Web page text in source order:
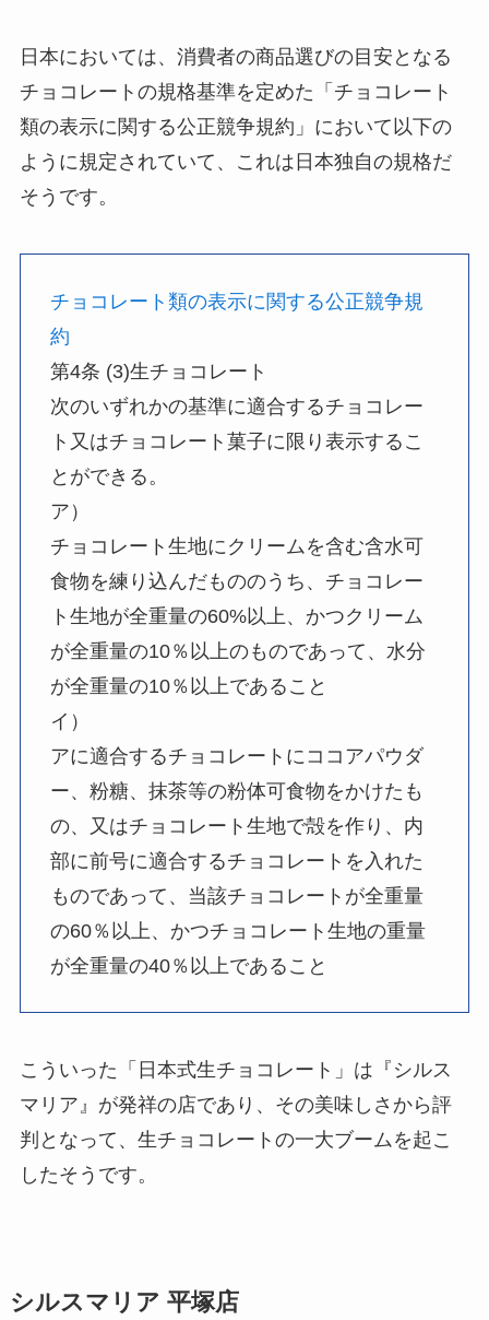
日本においては、消費者の商品選びの目安となる
チョコレートの規格基準を定めた「チョコレート
類の表示に関する公正競争規約」において以下の
ように規定されていて、これは日本独自の規格だ
そうです。
チョコレート類の表示に関する公正競争規
約
第4条 (3)生チョコレート
次のいずれかの基準に適合するチョコレー
ト又はチョコレート菓子に限り表示するこ
とができる。
ア）
チョコレート生地にクリームを含む含水可
食物を練り込んだもののうち、チョコレー
ト生地が全重量の60%以上、かつクリーム
が全重量の10％以上のものであって、水分
が全重量の10％以上であること
イ）
アに適合するチョコレートにココアパウダ
ー、粉糖、抹茶等の粉体可食物をかけたも
の、又はチョコレート生地で殻を作り、内
部に前号に適合するチョコレートを入れた
ものであって、当該チョコレートが全重量
の60％以上、かつチョコレート生地の重量
が全重量の40％以上であること
こういった「日本式生チョコレート」は『シルス
マリア』が発祥の店であり、その美味しさから評
判となって、生チョコレートの一大ブームを起こ
したそうです。
シルスマリア 平塚店